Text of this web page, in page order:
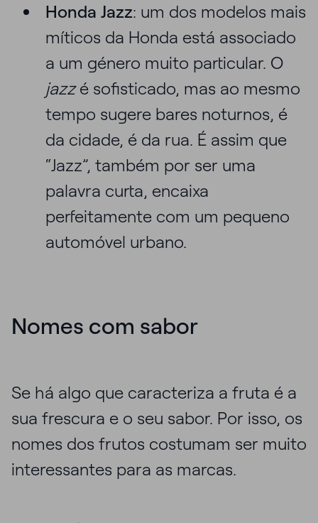
Honda Jazz: um dos modelos mais
míticos da Honda está associado
a um género muito particular. O
jazzé sofisticado, mas ao mesmo
tempo sugere bares noturnos, é
da cidade, é da rua. É assim que
“Jazz”, também por ser uma
palavra curta, encaixa
perfeitamente com um pequeno
automóvel urbano.
Nomes com sabor
Se há algo que caracteriza a fruta é a
sua frescura e o seu sabor. Por isso, os
nomes dos frutos costumam ser muito
interessantes para as marcas.